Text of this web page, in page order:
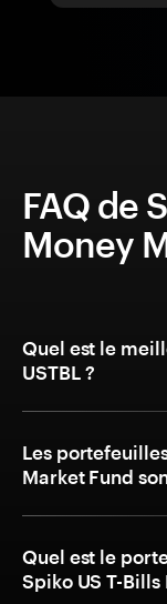
FAQ de
Money
Quel est le
USTBL ?
Les
Market Fund
Quel est le
Spiko US T-